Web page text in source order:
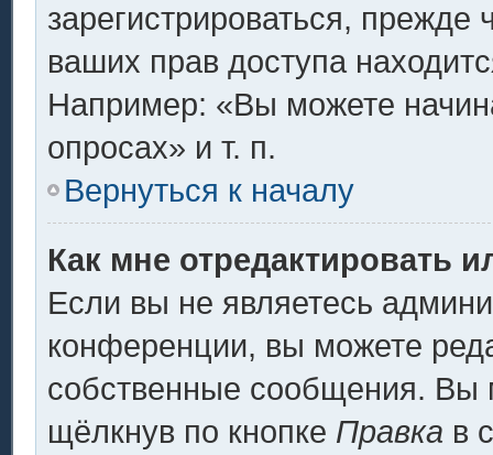
зарегистрироваться,
ваших прав доступа
Например: «Вы можете
опросах» и т. п.
Вернуться к началу
Как мне отредактировать
Если вы не являетесь
конференции, вы можете
собственные сообщения. Вы
щёлкнув по кнопке Правка в